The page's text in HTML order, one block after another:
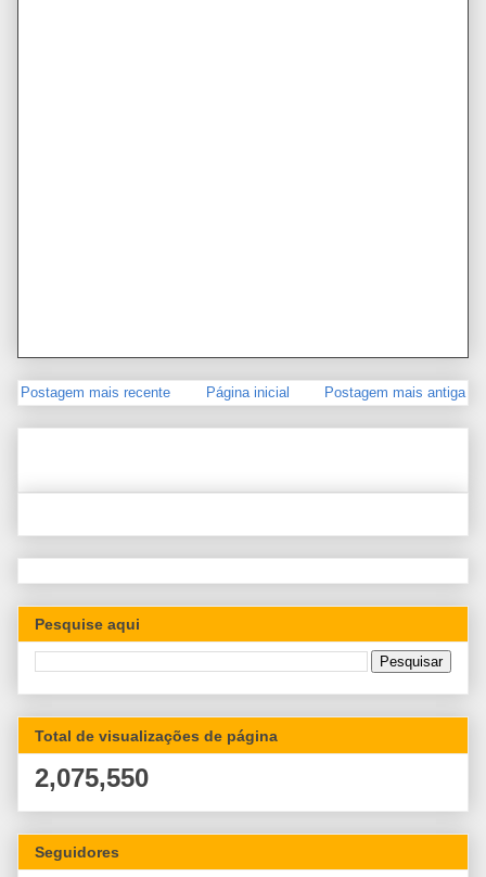
Postagem mais recente Postagem mais antiga
Página inicial
Pesquise aqui
Total de visualizações de página
2,075,550
Seguidores